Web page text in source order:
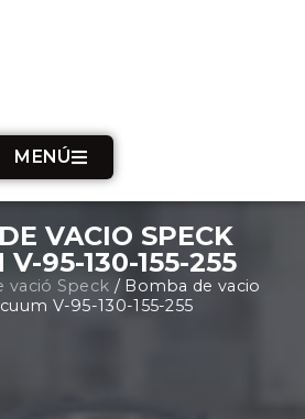
MENÚ
VACIO SPECK
V-95-130-155-255
vació Speck / Bomba de vacio
V-95-130-155-255